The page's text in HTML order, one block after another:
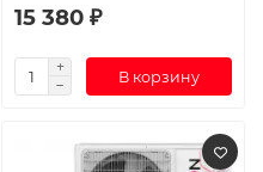
15 380 ₽
В корзину